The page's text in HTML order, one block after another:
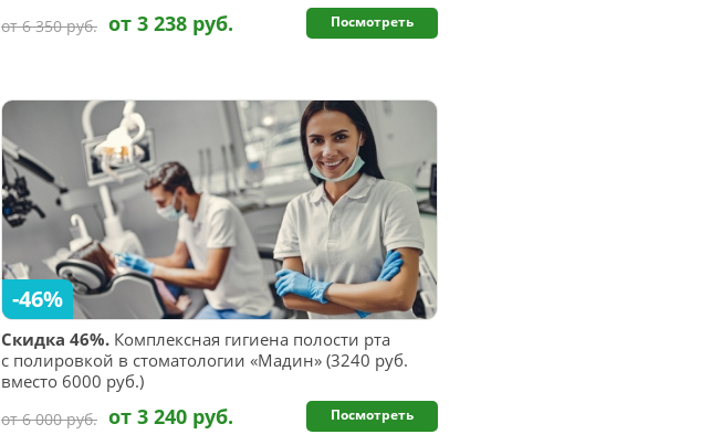
от 6 350 руб. от 3 238 руб. Посмотреть
Скидка 46%. Комплексная гигиена полости рта
с полировкой в стоматологии «Мадин» (3240 руб.
вместо 6000 руб.)
-46%
от 6 000 руб. от 3 240 руб. Посмотреть